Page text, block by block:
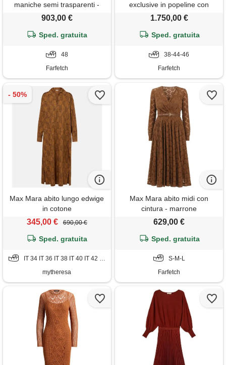
maniche semi trasparenti -
marrone
903,00 €
Sped. gratuita
48
Farfetch
exclusive in popeline con
stampa maiolica - bianco
1.750,00 €
Sped. gratuita
38-44-46
Farfetch
Max Mara abito lungo edwige
in cotone
345,00 € 690,00 €
Sped. gratuita
IT 34 IT 36 IT 38 IT 40 IT 42 IT 44 IT 46 IT 48
mytheresa
Max Mara abito midi con
cintura - marrone
629,00 €
Sped. gratuita
S-M-L
Farfetch